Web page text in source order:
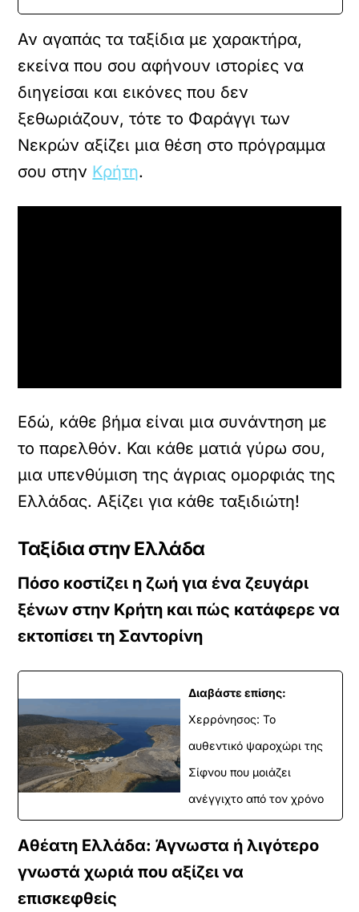
Αν αγαπάς τα ταξίδια με χαρακτήρα,
εκείνα που σου αφήνουν ιστορίες να
διηγείσαι και εικόνες που δεν
ξεθωριάζουν, τότε το Φαράγγι των
Νεκρών αξίζει μια θέση στο πρόγραμμα
σου στην Κρήτη.
τ
ε
κ
λ
κ
γ
ι
α
α
π
α
ο
τ
ώ
τ
α
υ
τ
τ
ε
μ
α
τ
ω
έ
ο
Y
o
u
Εδώ, κάθε βήμα είναι μια συνάντηση με
το παρελθόν. Και κάθε ματιά γύρω σου,
μια υπενθύμιση της άγριας ομορφιάς της
Ελλάδας. Αξίζει για κάθε ταξιδιώτη!
Ταξίδια στην Ελλάδα
Πόσο κοστίζει η ζωή για ένα ζευγάρι
ξένων στην Κρήτη και πώς κατάφερε να
εκτοπίσει τη Σαντορίνη
Διαβάστε επίσης:
Χερρόνησος: Το
αυθεντικό ψαροχώρι της
Σίφνου που μοιάζει
ανέγγιχτο από τον χρόνο
Αθέατη Ελλάδα: Άγνωστα ή λιγότερο
γνωστά χωριά που αξίζει να
επισκεφθείς